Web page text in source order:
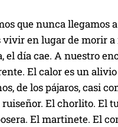
que nunca llegamos
en lugar de morir
el día cae. A nuestro
El calor es un
de los pájaros, casi
El chorlito. El
El martinete. El